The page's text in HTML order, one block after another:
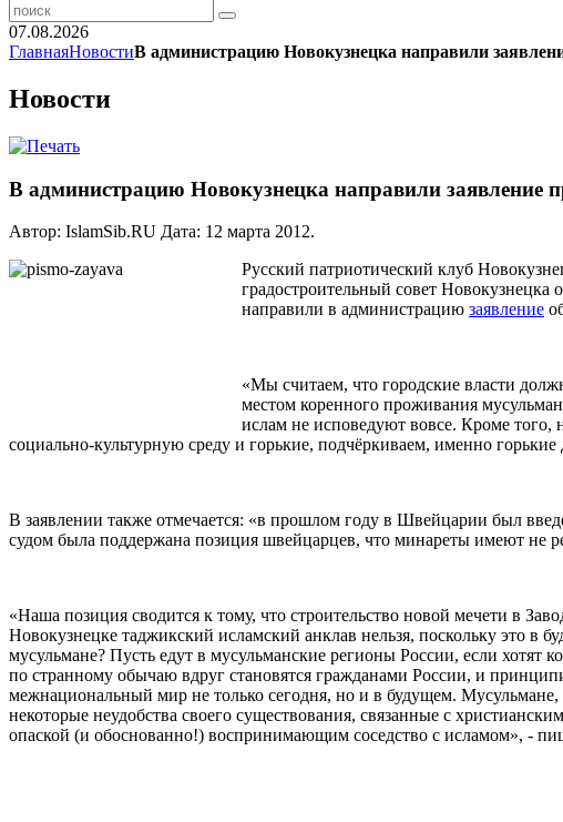
07.08.2026
ГлавнаяНовостиВ администрацию Новокузнецка направили
Новости
В администрацию Новокузнецка направили заявление
Автор: IslamSib.RU Дата: 12 марта 2012.
Русский патриотический клуб
градостроительный совет Новокузнецка
направили в администрацию заявление
«Мы считаем, что городские власти
местом коренного проживания
ислам не исповедуют вовсе. Кроме
социально-культурную среду и горькие, подчёркиваем, именно
В заявлении также отмечается: «в прошлом году в Швейцарии был
судом была поддержана позиция швейцарцев, что минареты имеют
«Наша позиция сводится к тому, что строительство новой мечети в
Новокузнецке таджикский исламский анклав нельзя, поскольку это
мусульмане? Пусть едут в мусульманские регионы России, если хотят
по странному обычаю вдруг становятся гражданами России, и
межнациональный мир не только сегодня, но и в будущем.
некоторые неудобства своего существования, связанные с
опаской (и обоснованно!) воспринимающим соседство с исламом», -